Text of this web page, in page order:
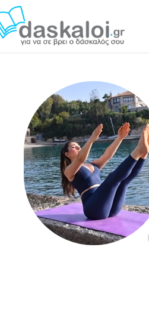
Κασσάνδρα Τζαρτζάλου - daskaloi.gr